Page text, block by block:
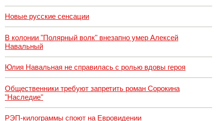
Новые русские сенсации
В колонии "Полярный волк" внезапно умер Алексей
Навальный
Юлия Навальная не справилась с ролью вдовы героя
Общественники требуют запретить роман Сорокина
"Наследие"
РЭП-килограммы споют на Евровидении